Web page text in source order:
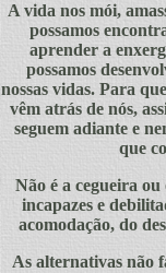
A vida nos mói,
possamos
aprender a
possamos
nossas vidas. Para
vêm atrás de nós,
seguem adiante e
que
Não é a cegueira
incapazes e
acomodação, do
As alternativas não